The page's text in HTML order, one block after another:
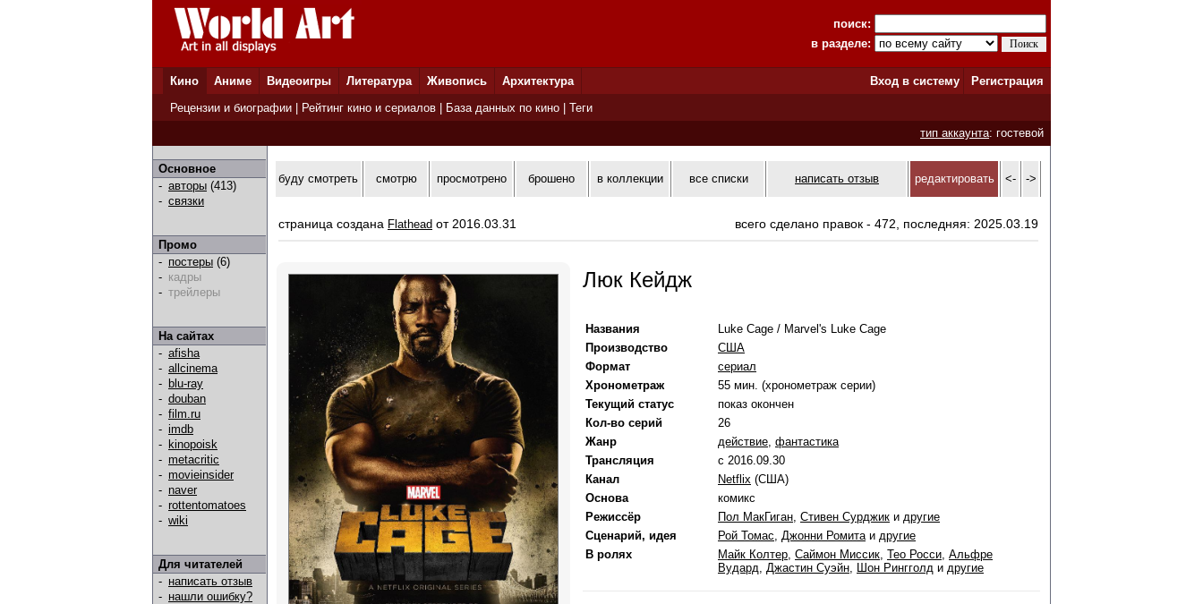
поиск:
в разделе:
Кино Аниме Видеоигры Литература Живопись Архитектура Вход в систему
Регистрация
Рецензии и биографии
Рейтинг кино и сериалов База данных по кино
Теги
тип аккаунта: гостевой
Основное
- авторы (413)
- связки
Промо
- постеры (6)
- кадры
- трейлеры
На сайтах
- afisha
- allcinema
- blu-ray
- douban
- film.ru
- imdb
- kinopoisk
- metacritic
- movieinsider
- naver
- rottentomatoes
- wiki
Для читателей
- написать отзыв
- нашли ошибку?
буду смотреть смотрю просмотрено брошено в коллекции все списки написать отзыв редактировать <- ->
страница создана Flathead от 2016.03.31 всего сделано правок - 472, последняя: 2025.03.19
Люк Кейдж
Названия
Luke Cage / Marvel's Luke Cage
Производство
США
Формат
сериал
Хронометраж
55 мин. (хронометраж серии)
Текущий статус
показ окончен
Кол-во серий
26
Жанр
действие, фантастика
Трансляция
с 2016.09.30
Канал
Netflix (США)
Основа
комикс
Режиссёр
Пол МакГиган, Стивен Сурджик и другие
Сценарий, идея
Рой Томас, Джонни Ромитаи другие
В ролях
Майк Колтер, Саймон Миссик, Teо Росси, Альфре
Вудард, Джастин Суэйн, Шон Рингголд и другие